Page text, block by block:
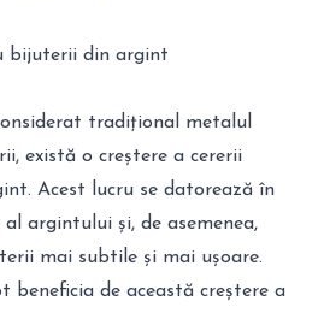
bijuterii din argint
tradițional metalul
există o creștere a cererii
Acest lucru se datorează în
argintului și, de asemenea,
mai subtile și mai ușoare.
beneficia de această creștere a